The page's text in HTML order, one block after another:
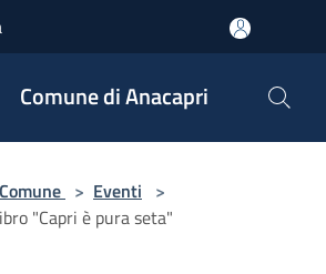
Comune di Anacapri
> Eventi >
"Capri è pura seta"